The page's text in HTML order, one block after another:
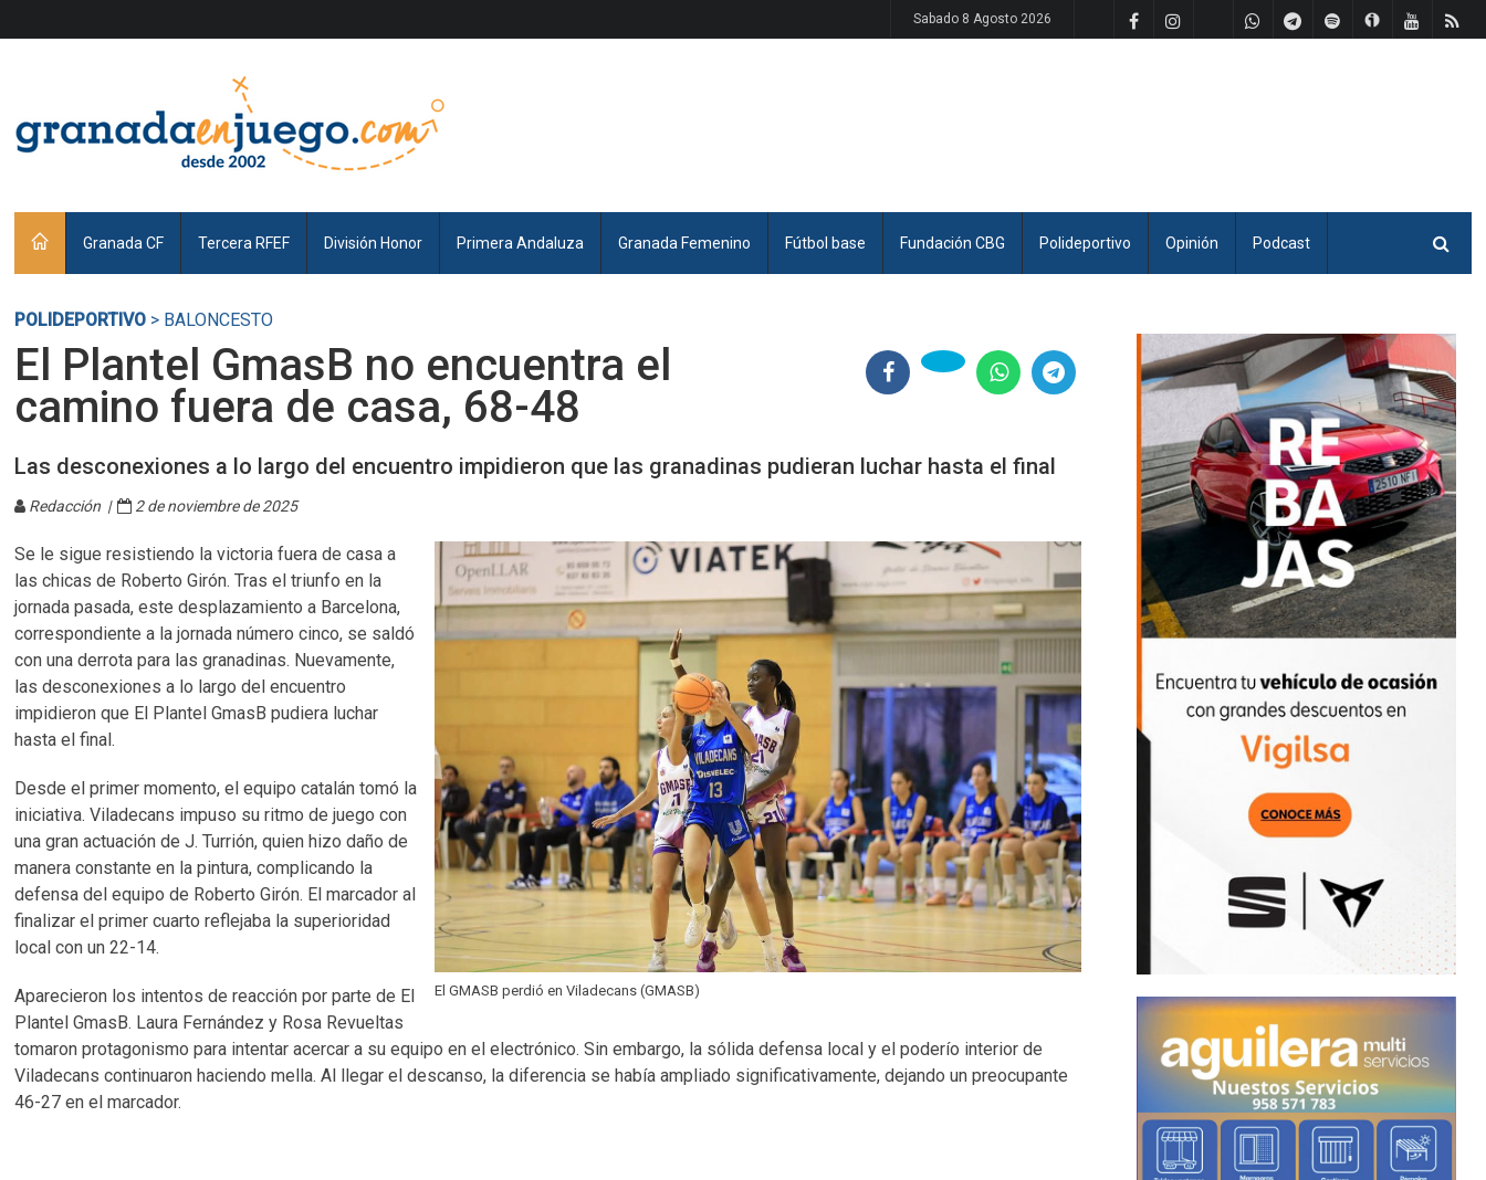
Sabado 8 Agosto 2026
Granada CF Tercera RFEF División Honor Primera Andaluza Granada Femenino Fútbol base Fundación CBG Polideportivo Opinión Podcast
POLIDEPORTIVO > BALONCESTO
El Plantel GmasB no encuentra el
camino fuera de casa, 68-48
Las desconexiones a lo largo del encuentro impidieron que las granadinas pudieran luchar hasta el final
Redacción | 2 de noviembre de 2025
El GMASB perdió en Viladecans (GMASB)
Se le sigue resistiendo la victoria fuera de casa a
las chicas de Roberto Girón. Tras el triunfo en la
jornada pasada, este desplazamiento a Barcelona,
correspondiente a la jornada número cinco, se saldó
con una derrota para las granadinas. Nuevamente,
las desconexiones a lo largo del encuentro
impidieron que El Plantel GmasB pudiera luchar
hasta el final.
Desde el primer momento, el equipo catalán tomó la
iniciativa. Viladecans impuso su ritmo de juego con
una gran actuación de J. Turrión, quien hizo daño de
manera constante en la pintura, complicando la
defensa del equipo de Roberto Girón. El marcador al
finalizar el primer cuarto reflejaba la superioridad
local con un 22-14.
Aparecieron los intentos de reacción por parte de El
Plantel GmasB. Laura Fernández y Rosa Revueltas
tomaron protagonismo para intentar acercar a su equipo en el electrónico. Sin embargo, la sólida defensa local y el poderío interior de
Viladecans continuaron haciendo mella. Al llegar el descanso, la diferencia se había ampliado significativamente, dejando un preocupante
46-27 en el marcador.